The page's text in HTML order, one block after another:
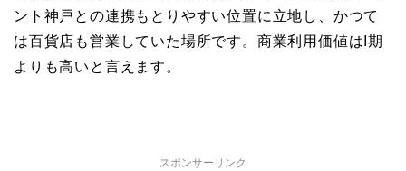
ント神戸との連携もとりやすい位置に立地し、かつて
は百貨店も営業していた場所です。商業利用価値はI期
よりも高いと言えます。
スポンサーリンク